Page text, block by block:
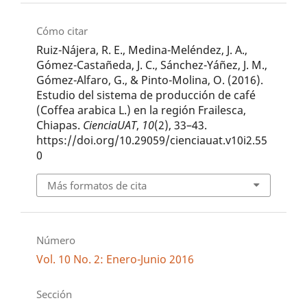
Cómo citar
Ruiz-Nájera, R. E., Medina-Meléndez, J. A.,
Gómez-Castañeda, J. C., Sánchez-Yáñez, J. M.,
Gómez-Alfaro, G., & Pinto-Molina, O. (2016).
Estudio del sistema de producción de café
(Coffea arabica L.) en la región Frailesca,
Chiapas. CienciaUAT, 10(2), 33–43.
https://doi.org/10.29059/cienciauat.v10i2.55
0
Más formatos de cita
Número
Vol. 10 No. 2: Enero-Junio 2016
Sección